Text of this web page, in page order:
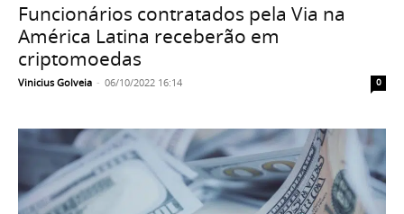
Funcionários contratados pela Via na
América Latina receberão em
criptomoedas
Vinicius Golveia - 06/10/2022 16:14 0